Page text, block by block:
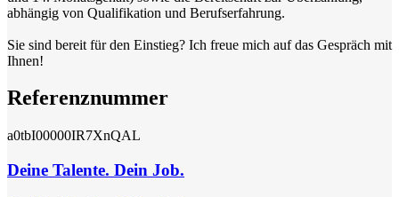
abhängig von Qualifikation und Berufserfahrung.
Sie sind bereit für den Einstieg? Ich freue mich auf das Gespräch mit
Ihnen!
Referenznummer
a0tbI00000IR7XnQAL
Deine Talente. Dein Job.